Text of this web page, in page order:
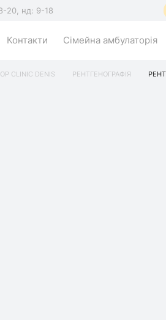
20, нд: 9-18
Контакти Сімейна амбулаторія
CLINIC DENIS РЕНТГЕНОГРАФІЯ